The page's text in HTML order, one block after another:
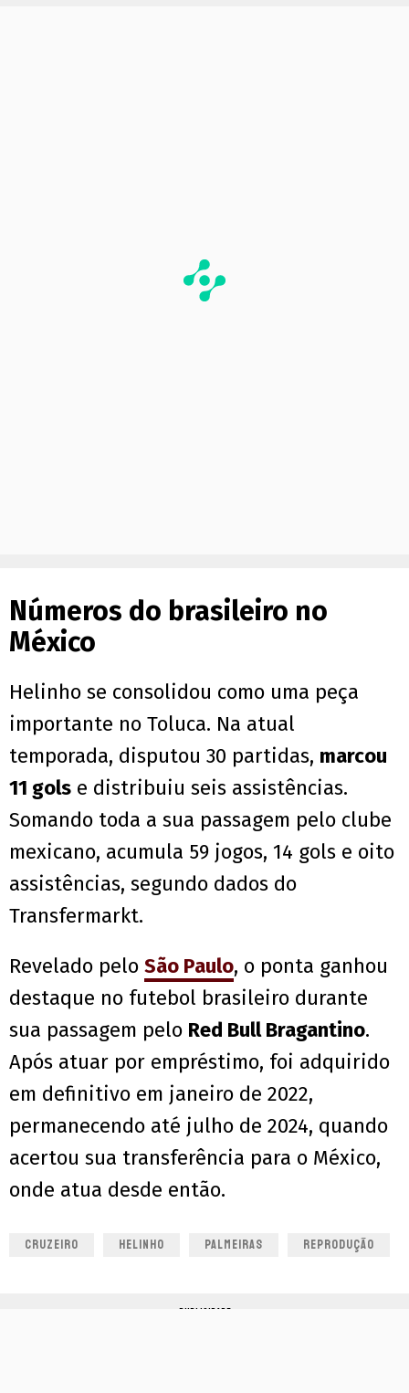
Números do brasileiro no
México
Helinho se consolidou como uma peça
importante no Toluca. Na atual
temporada, disputou 30 partidas, marcou
11 gols e distribuiu seis assistências.
Somando toda a sua passagem pelo clube
mexicano, acumula 59 jogos, 14 gols e oito
assistências, segundo dados do
Transfermarkt.
Revelado pelo São Paulo, o ponta ganhou
destaque no futebol brasileiro durante
sua passagem pelo Red Bull Bragantino.
Após atuar por empréstimo, foi adquirido
em definitivo em janeiro de 2022,
permanecendo até julho de 2024, quando
acertou sua transferência para o México,
onde atua desde então.
CRUZEIRO HELINHO PALMEIRAS REPRODUÇÃO
PUBLICIDADE